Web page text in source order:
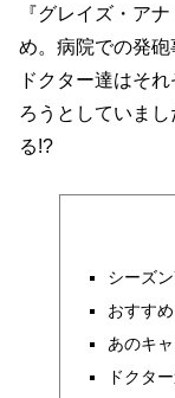
『グレイズ・ア
め。病院での発砲
ドクター達はそ
ろうとしていま
る!?
シーズ
おすす
あのキ
ドクタ